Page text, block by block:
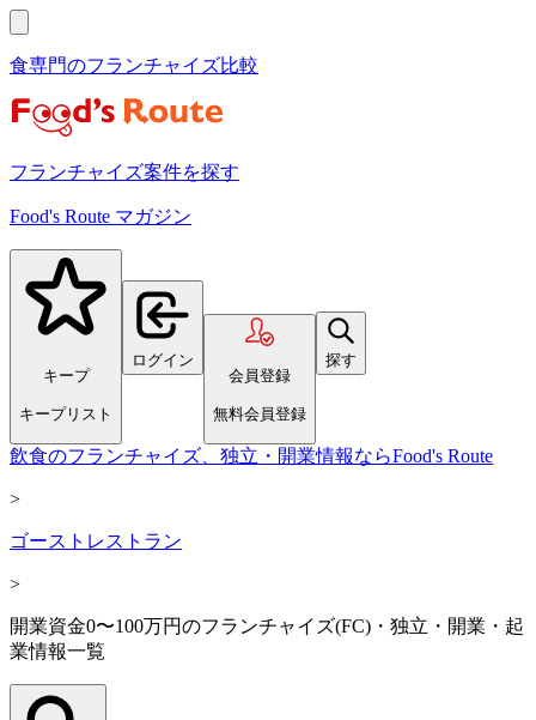
食専門のフランチャイズ比較
フランチャイズ案件を探す
Food's Route マガジン
キープ
キープリスト
ログイン
会員登録
無料会員登録
探す
飲食のフランチャイズ、独立・開業情報ならFood's Route
>
ゴーストレストラン
>
開業資金0〜100万円のフランチャイズ(FC)・独立・開業・起
業情報一覧